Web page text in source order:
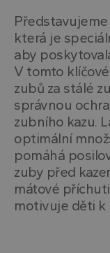
Představujeme
která je
aby
V tomto
zubů za stálé
správnou
zubního kazu.
optimální
pomáhá
zuby před
mátové
motivuje děti k